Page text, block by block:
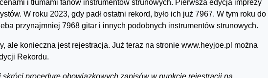
i tłumami fanów instrumentów strunowych. Pierwsza edycja imprezy
W roku 2023, gdy padł ostatni rekord, było ich już 7967. W tym roku do
przynajmniej 7968 gitar i innych podobnych instrumentów strunowych.
ale konieczna jest rejestracja. Już teraz na stronie www.heyjoe.pl można
Rekordu.
procedurę obowiązkowych zapisów w punkcie rejestracji na